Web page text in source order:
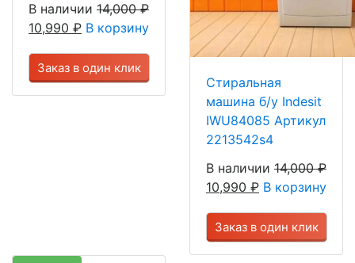
В наличии 14,000₽
10,990 ₽ В корзину
Заказ в один клик
Стиральная
машина б/у Indesit
IWU84085 Артикул
2213542s4
В наличии 14,000₽
10,990 ₽ В корзину
Заказ в один клик